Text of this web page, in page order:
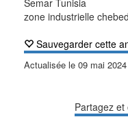
Semar Tunisia
zone industrielle
Sauvegarder cette
Actualisée le 09 mai 2024
Partagez